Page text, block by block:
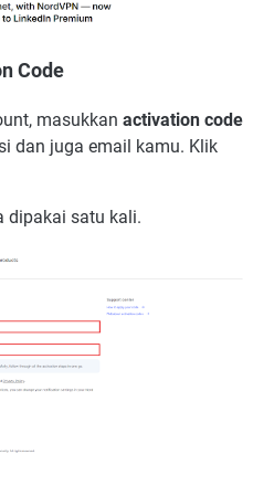
Code
masukkan activation code
dan juga email kamu. Klik
dipakai satu kali.